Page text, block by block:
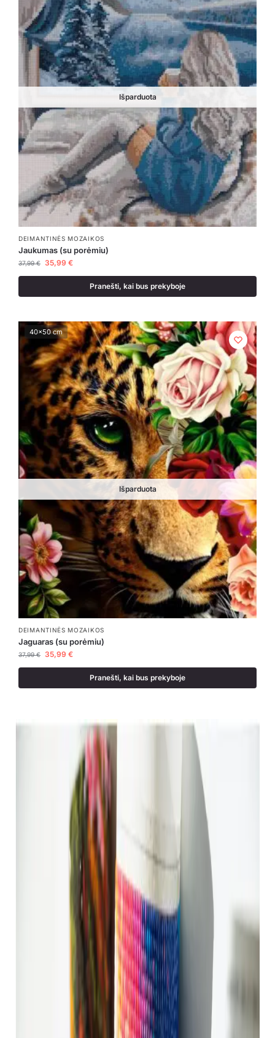
Išparduota
DEIMANTINĖS MOZAIKOS
Jaukumas (su porėmiu)
37,99€ 35,99 €
Pranešti, kai bus prekyboje
40x50 cm
Išparduota
DEIMANTINĖS MOZAIKOS
Jaguaras (su porėmiu)
37,99€ 35,99 €
Pranešti, kai bus prekyboje